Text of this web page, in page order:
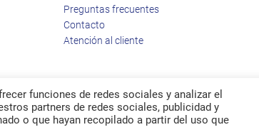
Preguntas frecuentes
Contacto
Atención al cliente
funciones de redes sociales y analizar el
partners de redes sociales, publicidad y
o que hayan recopilado a partir del uso que